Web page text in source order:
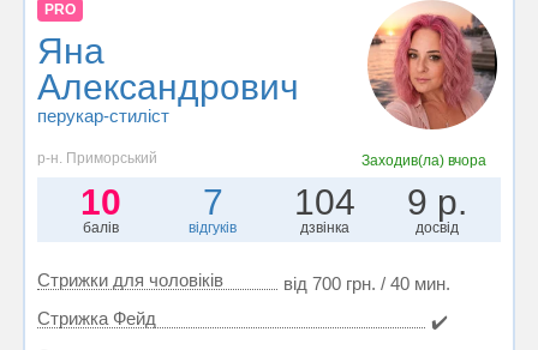
PRO
Яна
Александрович
перукар-стиліст
р-н. Приморський Заходив(ла) вчора
10
балів
7
відгуків
104
дзвінка
9 р.
досвід
Стрижки для чоловіків
від 700 грн. / 40 мин.
Стрижка Фейд
✔️